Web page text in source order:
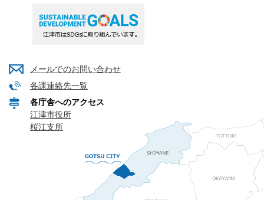
メールでのお問い合わせ
各課連絡先一覧
各庁舎へのアクセス
江津市役所
桜江支所